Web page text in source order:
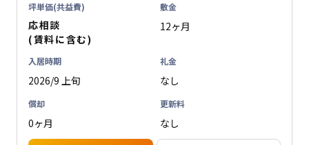
坪単価(共益費)
応相談
(賃料に含む)
敷金
12ヶ月
入居時期
2026/9 上旬
礼金
なし
償却
0ヶ月
更新料
なし